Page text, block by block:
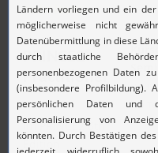
mehr lesen
PRINCE2®
Practitioner
Im PRINCE2 6th
Edition
pro